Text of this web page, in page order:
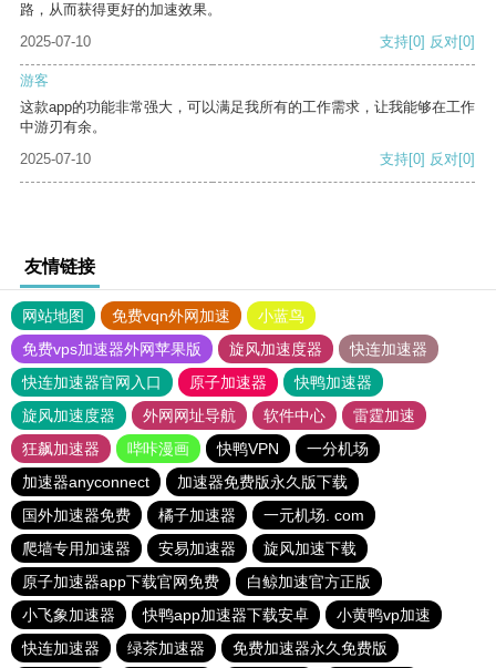
路，从而获得更好的加速效果。
2025-07-10
支持[0] 反对[0]
游客
这款app的功能非常强大，可以满足我所有的工作需求，让我能够在工作
中游刃有余。
2025-07-10
支持[0] 反对[0]
友情链接
网站地图 免费vqn外网加速
小蓝鸟
免费vps加速器外网苹果版
旋风加速度器
快连加速器
快连加速器官网入口
原子加速器
快鸭加速器
旋风加速度器
外网网址导航 软件中心
雷霆加速
狂飙加速器
哔咔漫画 快鸭VPN
一分机场
加速器anyconnect
加速器免费版永久版下载
国外加速器免费
橘子加速器
一元机场. com
爬墙专用加速器
安易加速器
旋风加速下载
原子加速器app下载官网免费
白鲸加速官方正版
小飞象加速器
快鸭app加速器下载安卓
小黄鸭vp加速
快连加速器
绿茶加速器 免费加速器永久免费版